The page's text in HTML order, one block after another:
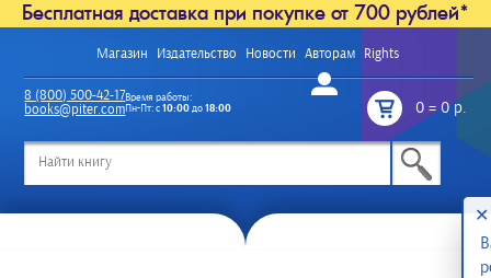
Бесплатная доставка при покупке от 700 рублей*
Магазин Издательство Новости Авторам Rights
Войти
0=0 р.
8 (800) 500-42-17
books@piter.com
Время работы:
Пн-Пт: с10:00до18:00
✕